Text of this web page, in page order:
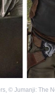
, © Jumanji: The